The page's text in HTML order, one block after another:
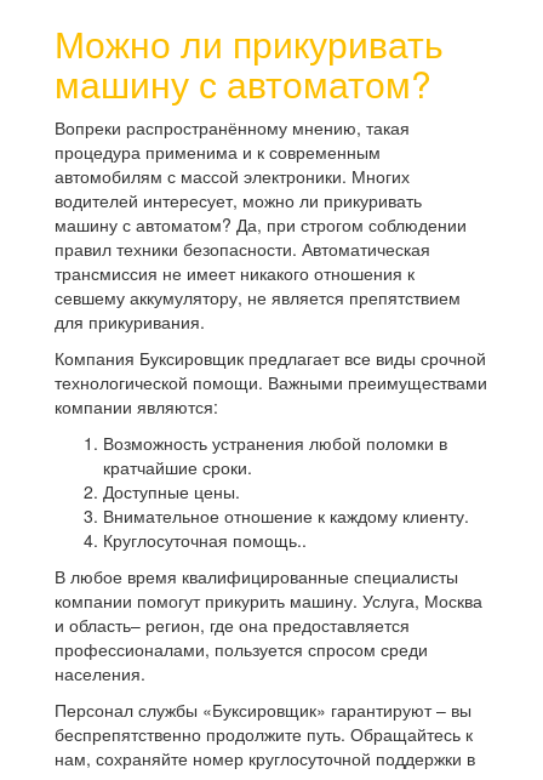
Можно ли прикуривать
машину с автоматом?
Вопреки распространённому мнению, такая
процедура применима и к современным
автомобилям с массой электроники. Многих
водителей интересует, можно ли прикуривать
машину с автоматом? Да, при строгом соблюдении
правил техники безопасности. Автоматическая
трансмиссия не имеет никакого отношения к
севшему аккумулятору, не является препятствием
для прикуривания.
Компания Буксировщик предлагает все виды срочной
технологической помощи. Важными преимуществами
компании являются:
Возможность устранения любой поломки в
кратчайшие сроки.
Доступные цены.
Внимательное отношение к каждому клиенту.
Круглосуточная помощь..
В любое время квалифицированные специалисты
компании помогут прикурить машину. Услуга, Москва
и область– регион, где она предоставляется
профессионалами, пользуется спросом среди
населения.
Персонал службы «Буксировщик» гарантируют – вы
беспрепятственно продолжите путь. Обращайтесь к
нам, сохраняйте номер круглосуточной поддержки в